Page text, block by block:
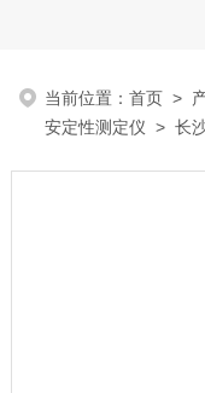
当前位置：首页 >
安定性测定仪 > 长